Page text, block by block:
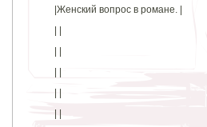
|Женский вопрос в романе. |